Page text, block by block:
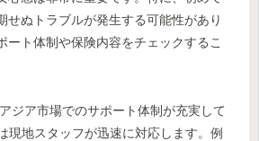
せぬトラブルが発生する可能性があり
ート体制や保険内容をチェックするこ
ジア市場でのサポート体制が充実して
現地スタッフが迅速に対応します。例